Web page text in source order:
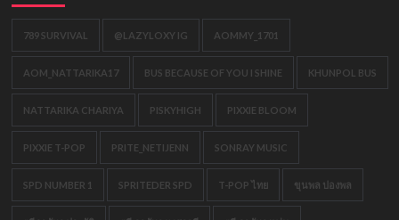
789 SURVIVAL @LAZYLOXY IG AOMMY_1701
AOM_NATTARIKA17 BUS BECAUSE OF YOU I SHINE KHUNPOL BUS
NATTARIKA CHARIYA PISKYHIGH PIXXIE BLOOM
PIXXIE T-POP PRITE_NETIJENN SONRAY MUSIC
SPD NUMBER 1 SPRITEDER SPD T-POP ไทย ขุนพล ปองพล